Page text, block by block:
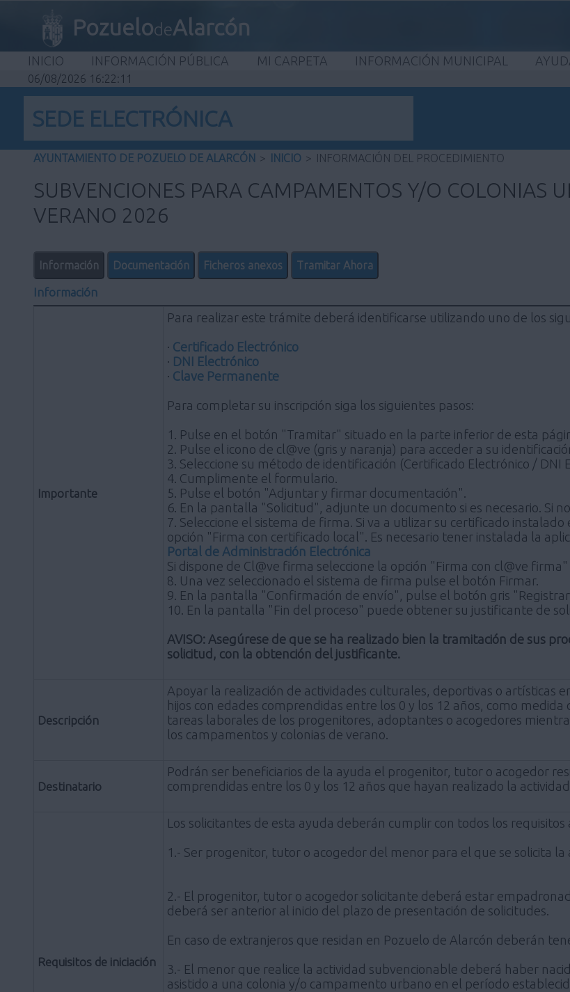
PozuelodeAlarcón
INICIO INFORMACIÓN PÚBLICA MI CARPETA INFORMACIÓN MUNICIPAL
06/08/2026 16:22:12
SEDE ELECTRÓNICA
AYUNTAMIENTO DE POZUELO DE ALARCÓN > INICIO > INFORMACIÓN DEL PROCEDIMIENTO
SUBVENCIONES PARA CAMPAMENTOS Y/O COLONIAS
VERANO 2026
Información Documentación Ficheros anexos Tramitar Ahora
Información
Importante
Para realizar este trámite deberá identificarse utilizando uno de los
· Certificado Electrónico
· DNI Electrónico
· Clave Permanente
Para completar su inscripción siga los siguientes pasos:
1. Pulse en el botón "Tramitar" situado en la parte inferior de esta
2. Pulse el icono de cl@ve (gris y naranja) para acceder a su
3. Seleccione su método de identificación (Certificado Electrónico / DNI
4. Cumplimente el formulario.
5. Pulse el botón "Adjuntar y firmar documentación".
6. En la pantalla "Solicitud", adjunte un documento si es necesario. Si
7. Seleccione el sistema de firma. Si va a utilizar su certificado
opción "Firma con certificado local". Es necesario tener instalada la
Portal de Administración Electrónica
Si dispone de Cl@ve firma seleccione la opción "Firma con cl@ve firma"
8. Una vez seleccionado el sistema de firma pulse el botón Firmar.
9. En la pantalla "Confirmación de envío", pulse el botón gris
10. En la pantalla "Fin del proceso" puede obtener su justificante de
AVISO: Asegúrese de que se ha realizado bien la tramitación de sus
solicitud, con la obtención del justificante.
Descripción
Apoyar la realización de actividades culturales, deportivas o artísticas
hijos con edades comprendidas entre los 0 y los 12 años, como
tareas laborales de los progenitores, adoptantes o acogedores
los campamentos y colonias de verano.
Destinatario
Podrán ser beneficiarios de la ayuda el progenitor, tutor o acogedor
comprendidas entre los 0 y los 12 años que hayan realizado la
Requisitos de iniciación
Los solicitantes de esta ayuda deberán cumplir con todos los
1.- Ser progenitor, tutor o acogedor del menor para el que se solicita la
2.- El progenitor, tutor o acogedor solicitante deberá estar
deberá ser anterior al inicio del plazo de presentación de solicitudes.
En caso de extranjeros que residan en Pozuelo de Alarcón deberán
3.- El menor que realice la actividad subvencionable deberá haber
asistido a una colonia y/o campamento urbano en el período